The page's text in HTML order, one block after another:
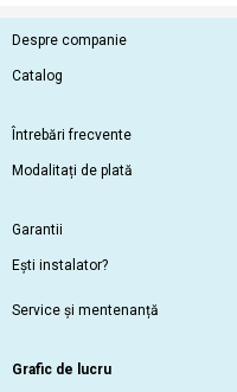
Despre companie
Catalog
Întrebări frecvente
Modalitați de plată
Garantii
Ești instalator?
Service și mentenanță
Grafic de lucru